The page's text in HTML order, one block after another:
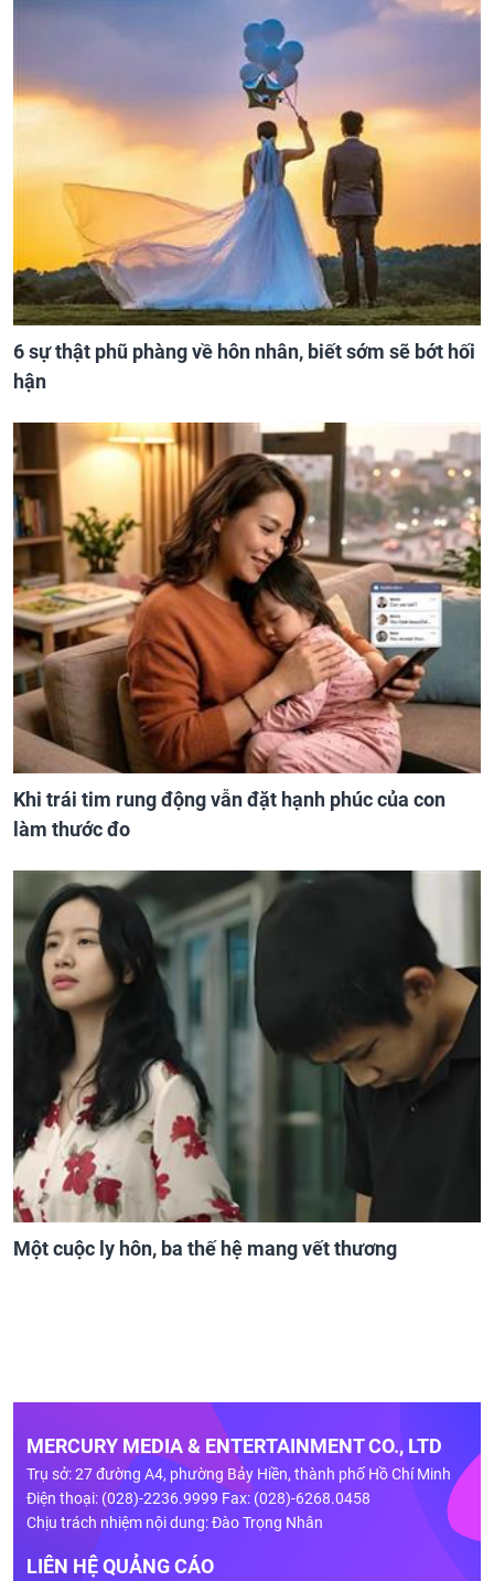
6 sự thật phũ phàng về hôn nhân, biết sớm sẽ bớt hối
hận
Khi trái tim rung động vẫn đặt hạnh phúc của con
làm thước đo
Một cuộc ly hôn, ba thế hệ mang vết thương
MERCURY MEDIA & ENTERTAINMENT CO., LTD
Trụ sở: 27 đường A4, phường Bảy Hiền, thành phố Hồ Chí Minh
Điện thoại: (028)-2236.9999 Fax: (028)-6268.0458
Chịu trách nhiệm nội dung: Đào Trọng Nhân
LIÊN HỆ QUẢNG CÁO